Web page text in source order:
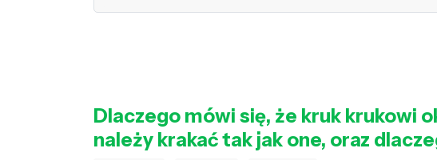
Dlaczego mówi się, że kruk krukowi
należy krakać tak jak one, oraz